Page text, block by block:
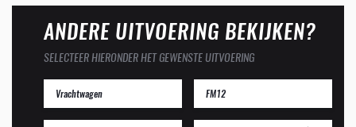
ANDERE UITVOERING BEKIJKEN?
SELECTEER HIERONDER HET GEWENSTE UITVOERING